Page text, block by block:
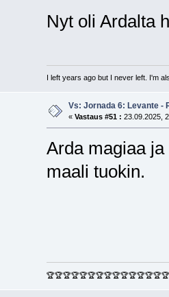
Nyt oli Ardalta
I left years ago but I never left. I'm
Vs: Jornada 6: Levante -
« Vastaus #51 : 23.09.2025,
Arda magiaa
maali tuokin.
🏆🏆🏆🏆🏆🏆🏆🏆🏆🏆🏆🏆🏆🏆🏆